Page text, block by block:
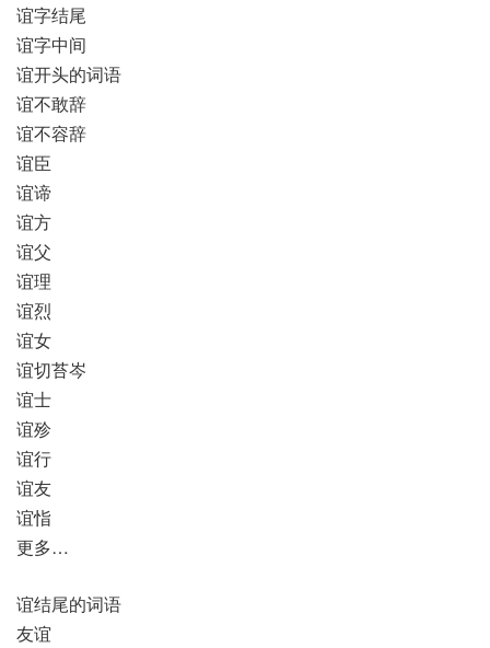
谊字结尾
谊字中间
谊开头的词语
谊不敢辞
谊不容辞
谊臣
谊谛
谊方
谊父
谊理
谊烈
谊女
谊切苔岑
谊士
谊殄
谊行
谊友
谊恉
更多…
谊结尾的词语
友谊